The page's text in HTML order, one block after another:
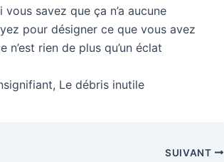
savez que ça n’a aucune
pour désigner ce que vous avez
rien de plus qu’un éclat
Le débris inutile
SUIVANT